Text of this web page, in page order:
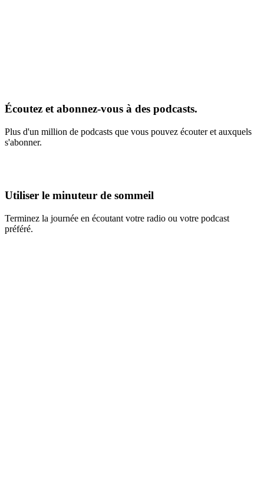
Écoutez et abonnez-vous à des podcasts.
Plus d'un million de podcasts que vous pouvez écouter et auxquels
s'abonner.
Utiliser le minuteur de sommeil
Terminez la journée en écoutant votre radio ou votre podcast
préféré.